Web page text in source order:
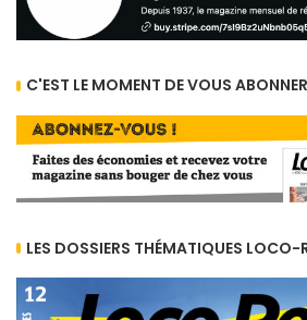
C'EST LE MOMENT DE VOUS
LES DOSSIERS THÉMATIQUES LOCO-